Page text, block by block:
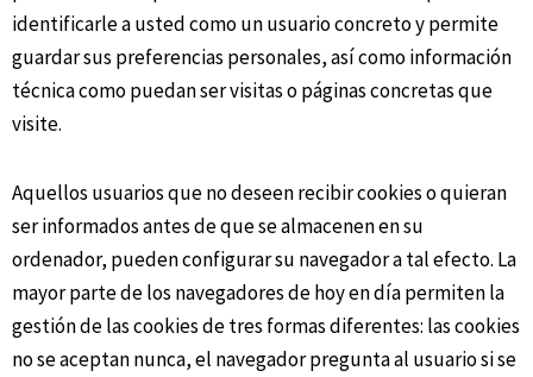
identificarle a usted como un usuario concreto y permite
guardar sus preferencias personales, así como información
técnica como puedan ser visitas o páginas concretas que
visite.
Aquellos usuarios que no deseen recibir cookies o quieran
ser informados antes de que se almacenen en su
ordenador, pueden configurar su navegador a tal efecto. La
mayor parte de los navegadores de hoy en día permiten la
gestión de las cookies de tres formas diferentes: las cookies
no se aceptan nunca, el navegador pregunta al usuario si se